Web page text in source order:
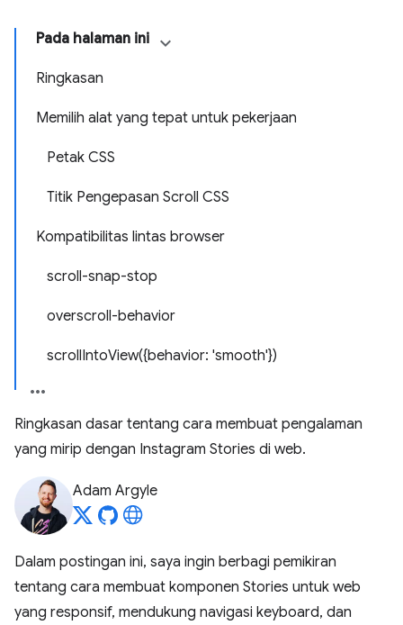
Pada halaman ini
Ringkasan
Memilih alat yang tepat untuk pekerjaan
Petak CSS
Titik Pengepasan Scroll CSS
Kompatibilitas lintas browser
scroll-snap-stop
overscroll-behavior
scrollIntoView({behavior: 'smooth'})
Ringkasan dasar tentang cara membuat pengalaman
yang mirip dengan Instagram Stories di web.
Adam Argyle
Dalam postingan ini, saya ingin berbagi pemikiran
tentang cara membuat komponen Stories untuk web
yang responsif, mendukung navigasi keyboard, dan